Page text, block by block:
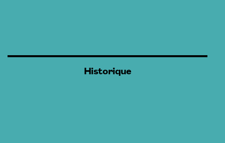
Historique